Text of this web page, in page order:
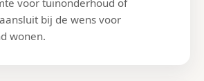
voor tuinonderhoud of
bij de wens voor
wonen.